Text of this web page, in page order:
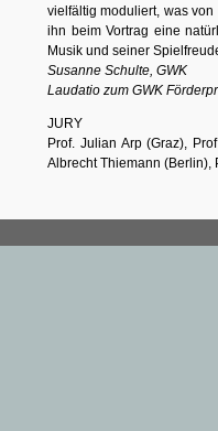
vielfältig moduliert, was
ihn beim Vortrag eine
Musik und seiner
Susanne Schulte, GWK
Laudatio zum GWK
JURY
Prof. Julian Arp (Graz),
Albrecht Thiemann (Berlin),